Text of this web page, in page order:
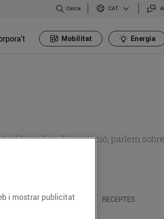
Cerca CAT
Mobilitat Energia
sobre alimentació, parlem
I TRADICIONS RECEPTES
i mostrar publicitat